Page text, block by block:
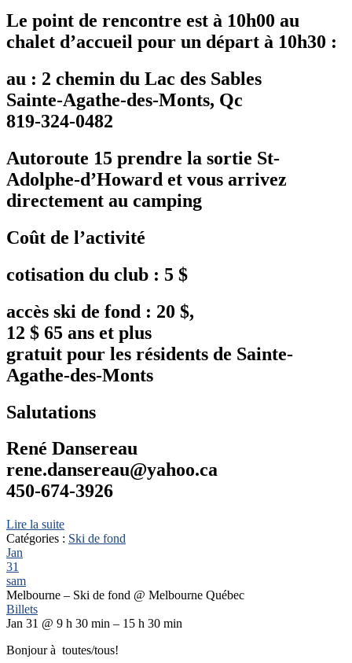
Le point de rencontre est à 10h00 au
chalet d’accueil pour un départ à 10h30 :
au : 2 chemin du Lac des Sables
Sainte-Agathe-des-Monts, Qc
819-324-0482
Autoroute 15 prendre la sortie St-
Adolphe-d’Howard et vous arrivez
directement au camping
Coût de l’activité
cotisation du club : 5 $
accès ski de fond : 20 $,
12 $ 65 ans et plus
gratuit pour les résidents de Sainte-
Agathe-des-Monts
Salutations
René Dansereau
rene.dansereau@yahoo.ca
450-674-3926
Lire la suite
Catégories : Ski de fond
Jan
31
sam
Melbourne – Ski de fond @ Melbourne Québec
Billets
Jan 31 @ 9 h 30 min – 15 h 30 min
Bonjour à toutes/tous!